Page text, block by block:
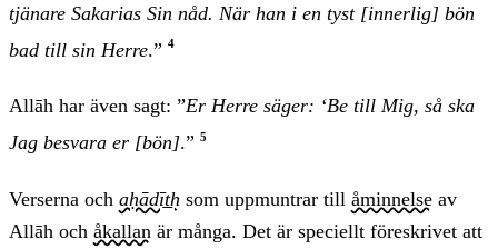
tjänare Sakarias Sin nåd. När han i en tyst [innerlig] bön
bad till sin Herre.” 4
Allāh har även sagt: ”Er Herre säger: ‘Be till Mig, så ska
Jag besvara er [bön].” 5
Verserna och aḥādīt̲h som uppmuntrar till åminnelse av
Allāh och åkallan är många. Det är speciellt föreskrivet att